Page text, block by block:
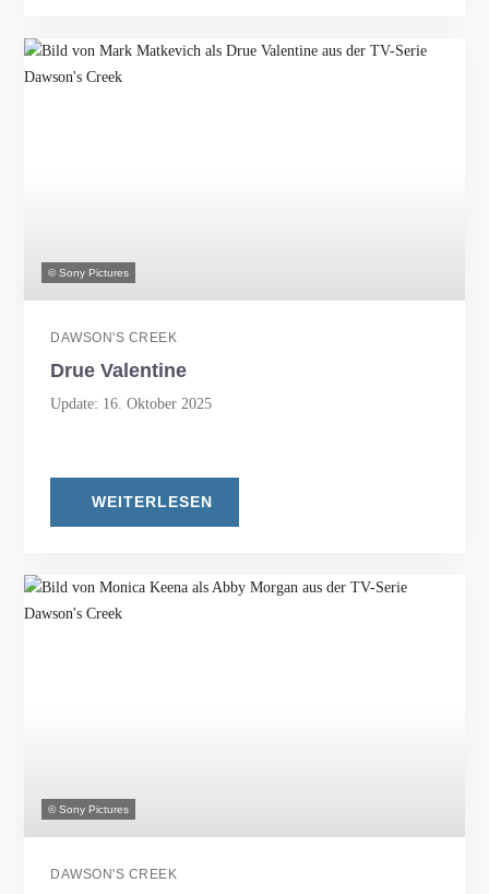
© Sony Pictures
DAWSON'S CREEK
Drue Valentine
Update: 16. Oktober 2025
WEITERLESEN
© Sony Pictures
DAWSON'S CREEK